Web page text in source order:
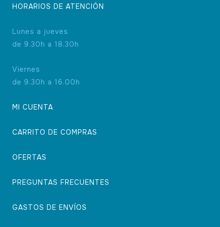
HORARIOS DE ATENCIÓN
Lunes a jueves
de 9.30h a 18.30h
Viernes
de 9.30h a 16.00h
MI CUENTA
CARRITO DE COMPRAS
OFERTAS
PREGUNTAS FRECUENTES
GASTOS DE ENVÍOS